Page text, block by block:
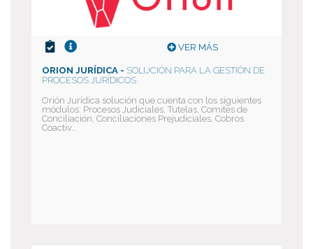
VER MÁS
ORION JURÍDICA - SOLUCIÓN PARA LA GESTIÓN DE
PROCESOS JURÍDICOS
Orión Jurídica solución que cuenta con los siguientes
módulos: Procesos Judiciales, Tutelas, Comites de
Conciliación, Conciliaciones Prejudiciales, Cobros
Coactiv...